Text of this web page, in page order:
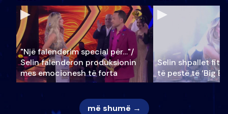
"Një falenderim special për…"/
Selin falënderon produksionin
mes emocionesh të forta
Selin shpallet
të pestë të ‘Big
më shumë →